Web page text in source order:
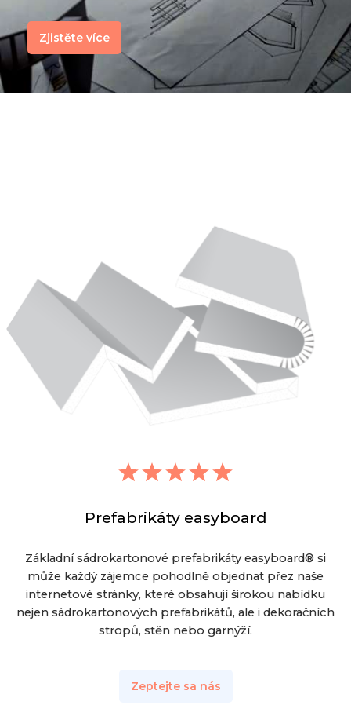
Zjistěte více
Prefabrikáty easyboard
Základní sádrokartonové prefabrikáty easyboard® si
může každý zájemce pohodlně objednat přez naše
internetové stránky, které obsahují širokou nabídku
nejen sádrokartonových prefabrikátů, ale i dekoračních
stropů, stěn nebo garnýží.
Zeptejte sa nás